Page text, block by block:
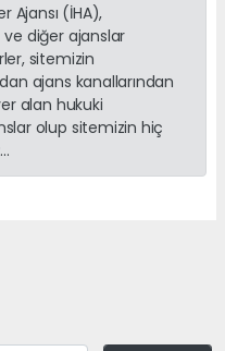
Ajansı (İHA),
ve diğer ajanslar
sitemizin
ajans kanallarından
alan hukuki
olup sitemizin hiç